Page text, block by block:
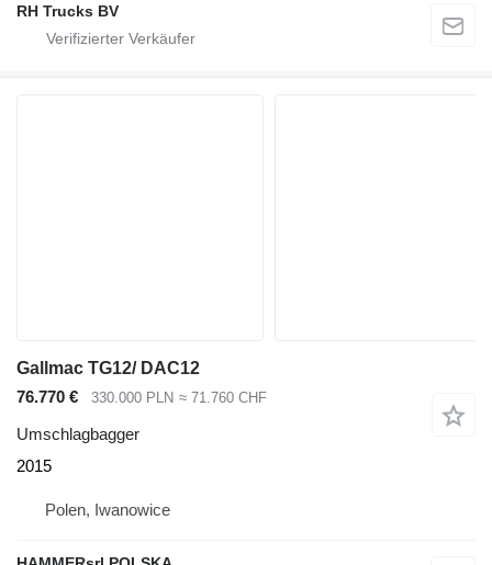
RH Trucks BV
Gallmac TG12/ DAC12
76.770 €
330.000 PLN ≈ 71.760 CHF
Umschlagbagger
2015
Polen, Iwanowice